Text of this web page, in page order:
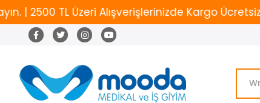
Üzeri Alışverişlerinizde Kargo Ücretsiz Yeni